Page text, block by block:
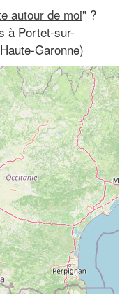
autour de moi" ?
à Portet-sur-
Garonne)